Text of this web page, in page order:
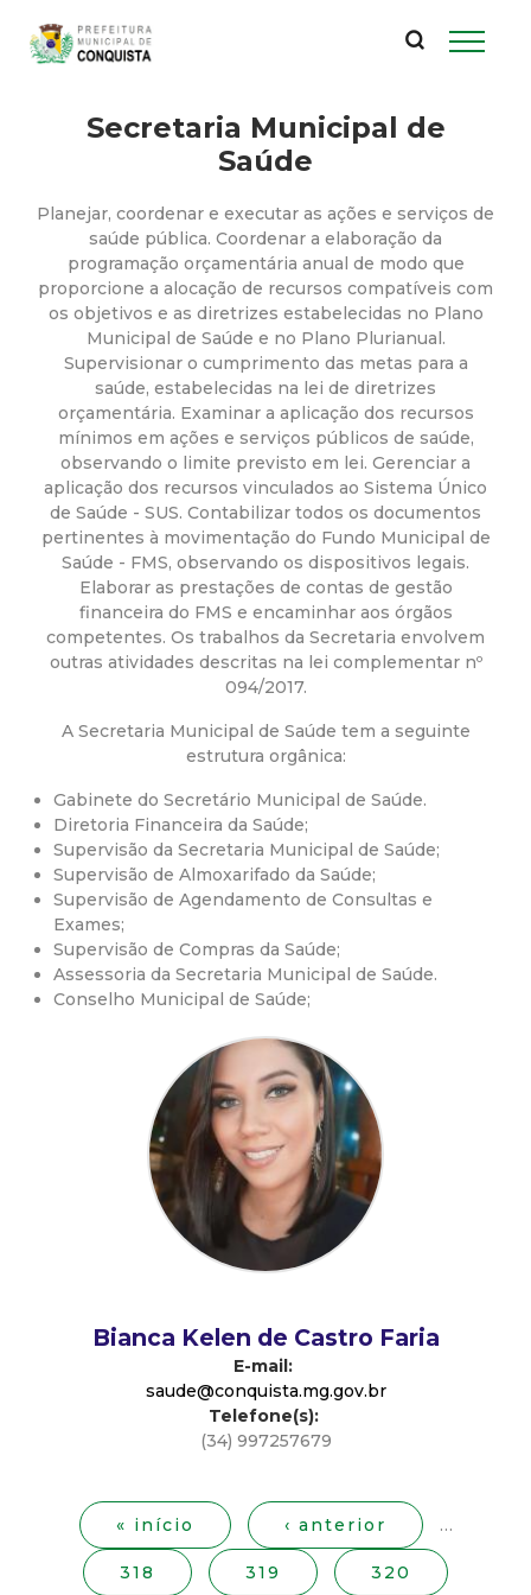
conteúdo
principal
P
f
e
i
t
u
r
a
M
u
n
c
i
p
a
Secretaria Municipal de
Saúde
Planejar, coordenar e executar as ações e serviços de
saúde pública. Coordenar a elaboração da
programação orçamentária anual de modo que
proporcione a alocação de recursos compatíveis com
os objetivos e as diretrizes estabelecidas no Plano
Municipal de Saúde e no Plano Plurianual.
Supervisionar o cumprimento das metas para a
saúde, estabelecidas na lei de diretrizes
orçamentária. Examinar a aplicação dos recursos
mínimos em ações e serviços públicos de saúde,
observando o limite previsto em lei. Gerenciar a
aplicação dos recursos vinculados ao Sistema Único
de Saúde - SUS. Contabilizar todos os documentos
pertinentes à movimentação do Fundo Municipal de
Saúde - FMS, observando os dispositivos legais.
Elaborar as prestações de contas de gestão
financeira do FMS e encaminhar aos órgãos
competentes. Os trabalhos da Secretaria envolvem
outras atividades descritas na lei complementar nº
094/2017.
A Secretaria Municipal de Saúde tem a seguinte
estrutura orgânica:
Gabinete do Secretário Municipal de Saúde.
Diretoria Financeira da Saúde;
Supervisão da Secretaria Municipal de Saúde;
Supervisão de Almoxarifado da Saúde;
Supervisão de Agendamento de Consultas e
Exames;
Supervisão de Compras da Saúde;
Assessoria da Secretaria Municipal de Saúde.
Conselho Municipal de Saúde;
Bianca Kelen de Castro Faria
E-mail:
saude@conquista.mg.gov.br
Telefone(s):
(34) 997257679
« início ‹ anterior …
318 319 320